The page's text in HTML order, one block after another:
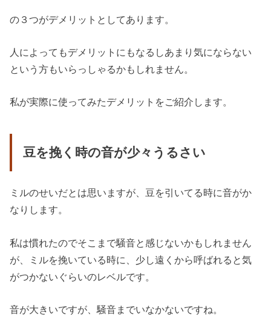
の３つがデメリットとしてあります。
人によってもデメリットにもなるしあまり気にならない
という方もいらっしゃるかもしれません。
私が実際に使ってみたデメリットをご紹介します。
豆を挽く時の音が少々うるさい
ミルのせいだとは思いますが、豆を引いてる時に音がか
なりします。
私は慣れたのでそこまで騒音と感じないかもしれません
が、ミルを挽いている時に、少し遠くから呼ばれると気
がつかないぐらいのレベルです。
音が大きいですが、騒音までいなかないですね。